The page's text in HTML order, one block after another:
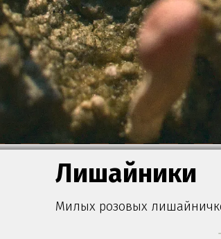
Лишайники
Милых розовых